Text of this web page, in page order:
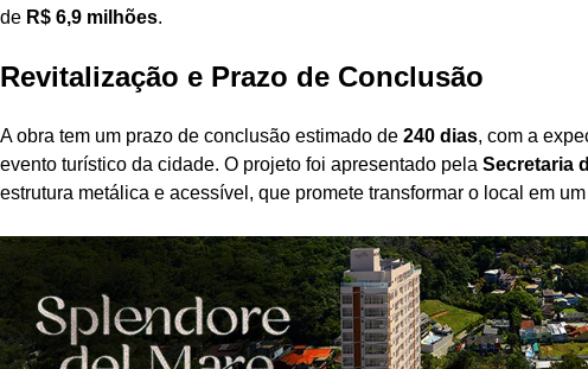
de R$ 6,9 milhões.
Revitalização e Prazo de Conclusão
A obra tem um prazo de conclusão estimado de 240 dias, com a
evento turístico da cidade. O projeto foi apresentado pela Secretaria
estrutura metálica e acessível, que promete transformar o local em